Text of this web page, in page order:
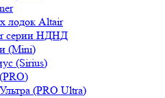
лодок Altair
серии НДНД
(Mini)
(Sirius)
(PRO Ultra)